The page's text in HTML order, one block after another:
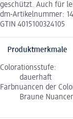
geschützt. Auch für
dm-Artikelnummer:
GTIN 4015100324105
Produktmerkmale
Colorationsstufe:
dauerhaft
Farbnuancen der
Braune